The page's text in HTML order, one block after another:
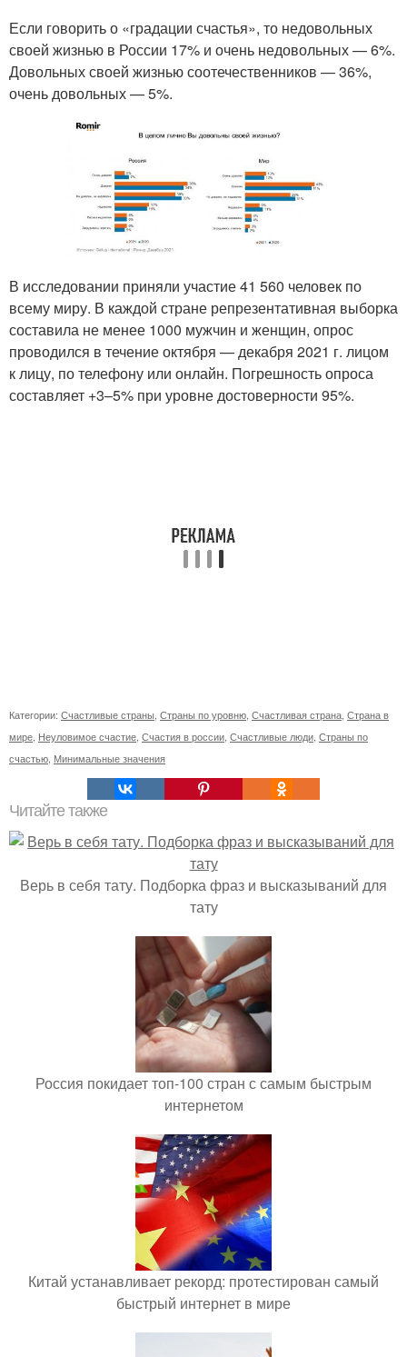
Если говорить о «градации счастья», то недовольных
своей жизнью в России 17% и очень недовольных — 6%.
Довольных своей жизнью соотечественников — 36%,
очень довольных — 5%.
В исследовании приняли участие 41 560 человек по
всему миру. В каждой стране репрезентативная выборка
составила не менее 1000 мужчин и женщин, опрос
проводился в течение октября — декабря 2021 г. лицом
к лицу, по телефону или онлайн. Погрешность опроса
составляет +3–5% при уровне достоверности 95%.
Категории: Счастливые страны Страны по уровню Счастливая страна Страна в
мире Неуловимое счастие Счастия в россии Счастливые люди Страны по
счастью Минимальные значения
Читайте также
Верь в себя тату. Подборка фраз и высказываний для
тату
Россия покидает топ-100 стран с самым быстрым
интернетом
Китай устанавливает рекорд: протестирован самый
быстрый интернет в мире